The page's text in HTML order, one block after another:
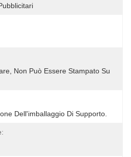
Non Può Essere Stampato Su
Dell'imballaggio Di Supporto.